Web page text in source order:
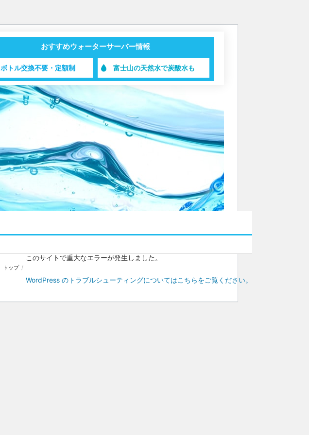
おすすめウォーターサーバー情報
ボトル交換不要・定額制 富士山の天然水で炭酸水も
トップ /
このサイトで重大なエラーが発生しました。
WordPress のトラブルシューティングについてはこちらをご覧ください。